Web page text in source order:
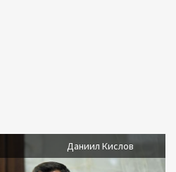
Даниил Кислов